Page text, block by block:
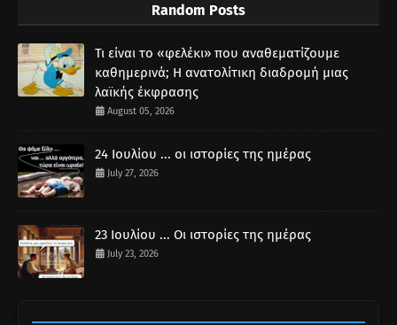
Random Posts
Τι είναι το «φελέκι» που αναθεματίζουμε
καθημερινά; Η ανατολίτικη διαδρομή μιας
λαϊκής έκφρασης
August 05, 2026
24 Ιουλίου ... οι ιστορίες της ημέρας
July 27, 2026
23 Ιουλίου ... Οι ιστορίες της ημέρας
July 23, 2026